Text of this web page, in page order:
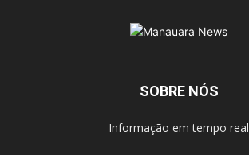
SOBRE NÓS
Informação em tempo real